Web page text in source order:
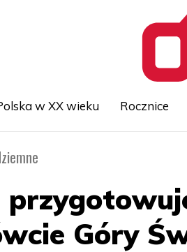
w XX wieku Rocznice
Góry